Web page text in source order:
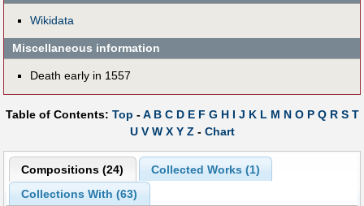
Wikidata
Miscellaneous information
Death early in 1557
Table of Contents: Top -A B C D E F G H I J K L M N O P Q R S T
U V W X Y Z- Chart
Compositions (24)
Collected Works (1)
Collections With (63)